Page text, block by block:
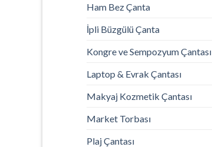
Ham Bez Çanta
İpli Büzgülü Çanta
Kongre ve Sempozyum Çantası
Laptop & Evrak Çantası
Makyaj Kozmetik Çantası
Market Torbası
Plaj Çantası